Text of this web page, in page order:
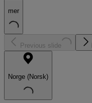
mer
Previous slide
Norge (Norsk)